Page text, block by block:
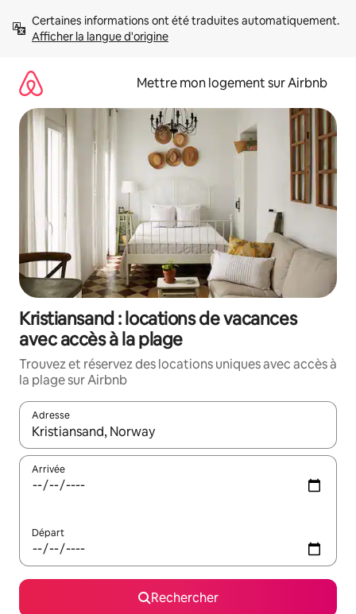
directement
Afficher la langue d'origine
Mettre mon logement sur Airbnb
Kristiansand : locations de vacances
avec accès à la plage
Trouvez et réservez des locations uniques avec accès à
la plage sur Airbnb
Adresse
Lorsque les résultats s'affichent, utilisez les flèches vers le
Arrivée
Départ
Rechercher